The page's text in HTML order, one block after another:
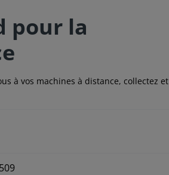
pour la
à vos machines à distance, collectez et